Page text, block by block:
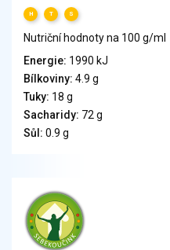
Veganské a vegetariánské
Tuky
Obiloviny, mouka, cereální
Chléb, pečivo, křehké
Přílohy
Ovoce
Ořechy, semena
Sladkosti, slané výrobky
Zmrzliny
Ochucovadla, přísady, sladidla
H T S
Nutriční hodnoty na 100 g/ml
Energie: 1990 kJ
Bílkoviny: 4.9 g
Tuky: 18 g
Sacharidy: 72 g
Sůl: 0.9 g